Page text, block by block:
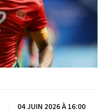
04 JUIN 2026 À 16:00